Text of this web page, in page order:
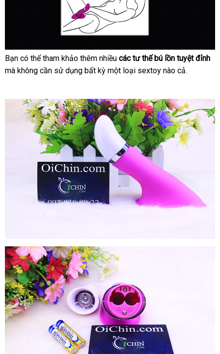
âm
đạo
nội
.
Các
vị
Nhật
Bản
và
Bạn lắp
đặt
có thể tham khảo thêm nhiều cửa
hàng
các tư thế bú lồn tuyệt đỉnh
mà không cần sử dụng bất kỳ một loại sextoy nào cả.